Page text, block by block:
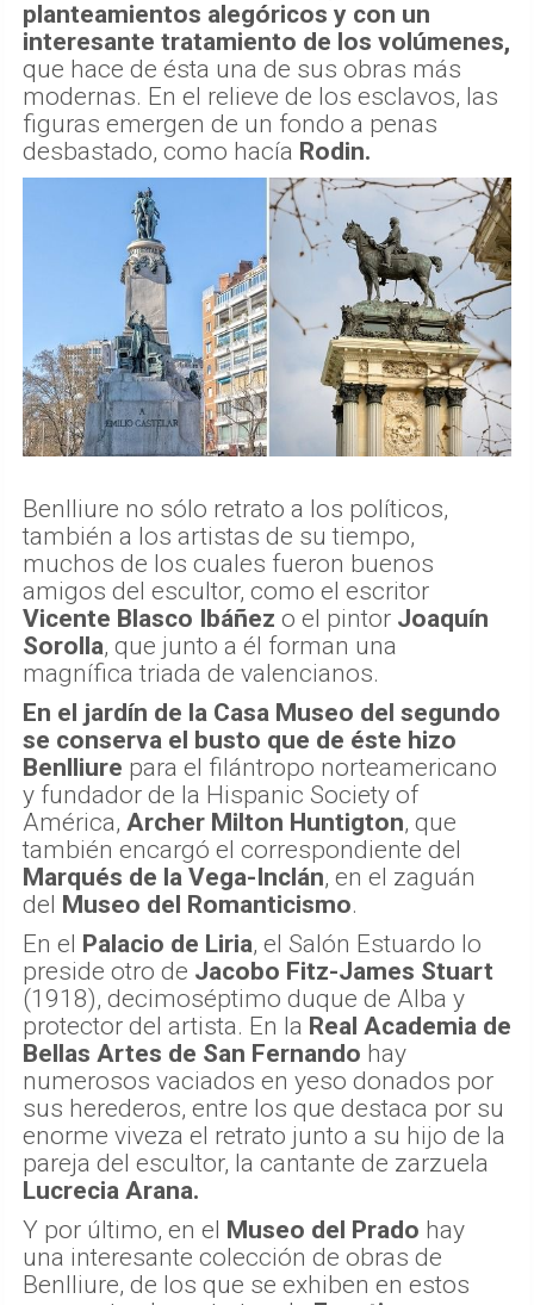
planteamientos alegóricos y con un
interesante tratamiento de los volúmenes,
que hace de ésta una de sus obras más
modernas. En el relieve de los esclavos, las
figuras emergen de un fondo a penas
desbastado, como hacía Rodin.
Benlliure no sólo retrato a los políticos,
también a los artistas de su tiempo,
muchos de los cuales fueron buenos
amigos del escultor, como el escritor
Vicente Blasco Ibáñez o el pintor Joaquín
Sorolla, que junto a él forman una
magnífica triada de valencianos.
En el jardín de la Casa Museo del segundo
se conserva el busto que de éste hizo
Benlliure para el filántropo norteamericano
y fundador de la Hispanic Society of
América, Archer Milton Huntigton, que
también encargó el correspondiente del
Marqués de la Vega-Inclán, en el zaguán
del Museo del Romanticismo.
En el Palacio de Liria, el Salón Estuardo lo
preside otro de Jacobo Fitz-James Stuart
(1918), decimoséptimo duque de Alba y
protector del artista. En la Real Academia de
Bellas Artes de San Fernando hay
numerosos vaciados en yeso donados por
sus herederos, entre los que destaca por su
enorme viveza el retrato junto a su hijo de la
pareja del escultor, la cantante de zarzuela
Lucrecia Arana.
Y por último, en el Museo del Prado hay
una interesante colección de obras de
Benlliure, de los que se exhiben en estos